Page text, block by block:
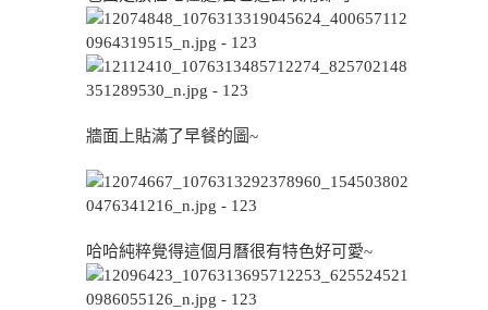
牆面上貼滿了早餐的圖~
哈哈純粹覺得這個月曆很有特色好可愛~